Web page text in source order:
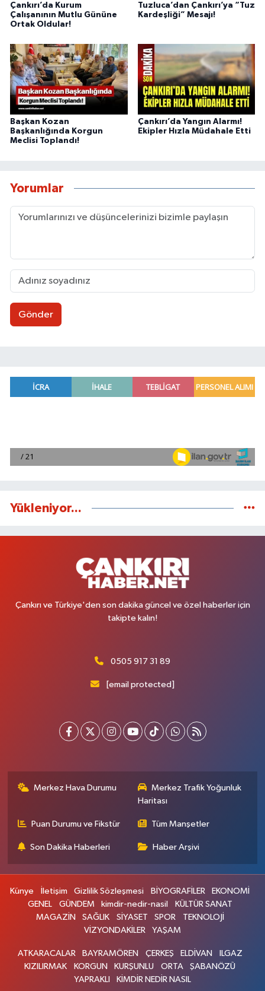
Çankırı’da Kurum
Çalışanının Mutlu Gününe
Ortak Oldular!
Tuzluca’dan Çankırı’ya “Tuz
Kardeşliği” Mesajı!
Başkan Kozan
Başkanlığında Korgun
Meclisi Toplandı!
Çankırı’da Yangın Alarmı!
Ekipler Hızla Müdahale Etti
Yorumlar
Gönder
Yükleniyor...
Çankırı ve Türkiye'den son dakika güncel ve özel haberler için
takipte kalın!
0505 917 31 89
[email protected]
Merkez Hava Durumu
Merkez Trafik Yoğunluk
Haritası
Puan Durumu ve Fikstür Tüm Manşetler
Son Dakika Haberleri Haber Arşivi
Künye İletişim Gizlilik Sözleşmesi BİYOGRAFİLER
EKONOMİ
GENEL
GÜNDEM kimdir-nedir-nasil
KÜLTÜR SANAT
MAGAZİN
SAĞLIK SİYASET SPOR
TEKNOLOJİ
VİZYONDAKİLER
YAŞAM
ATKARACALAR BAYRAMÖREN ÇERKEŞ ELDİVAN
ILGAZ
KIZILIRMAK
KORGUN KURŞUNLU ORTA
ŞABANÖZÜ
YAPRAKLI
KİMDİR NEDİR NASIL